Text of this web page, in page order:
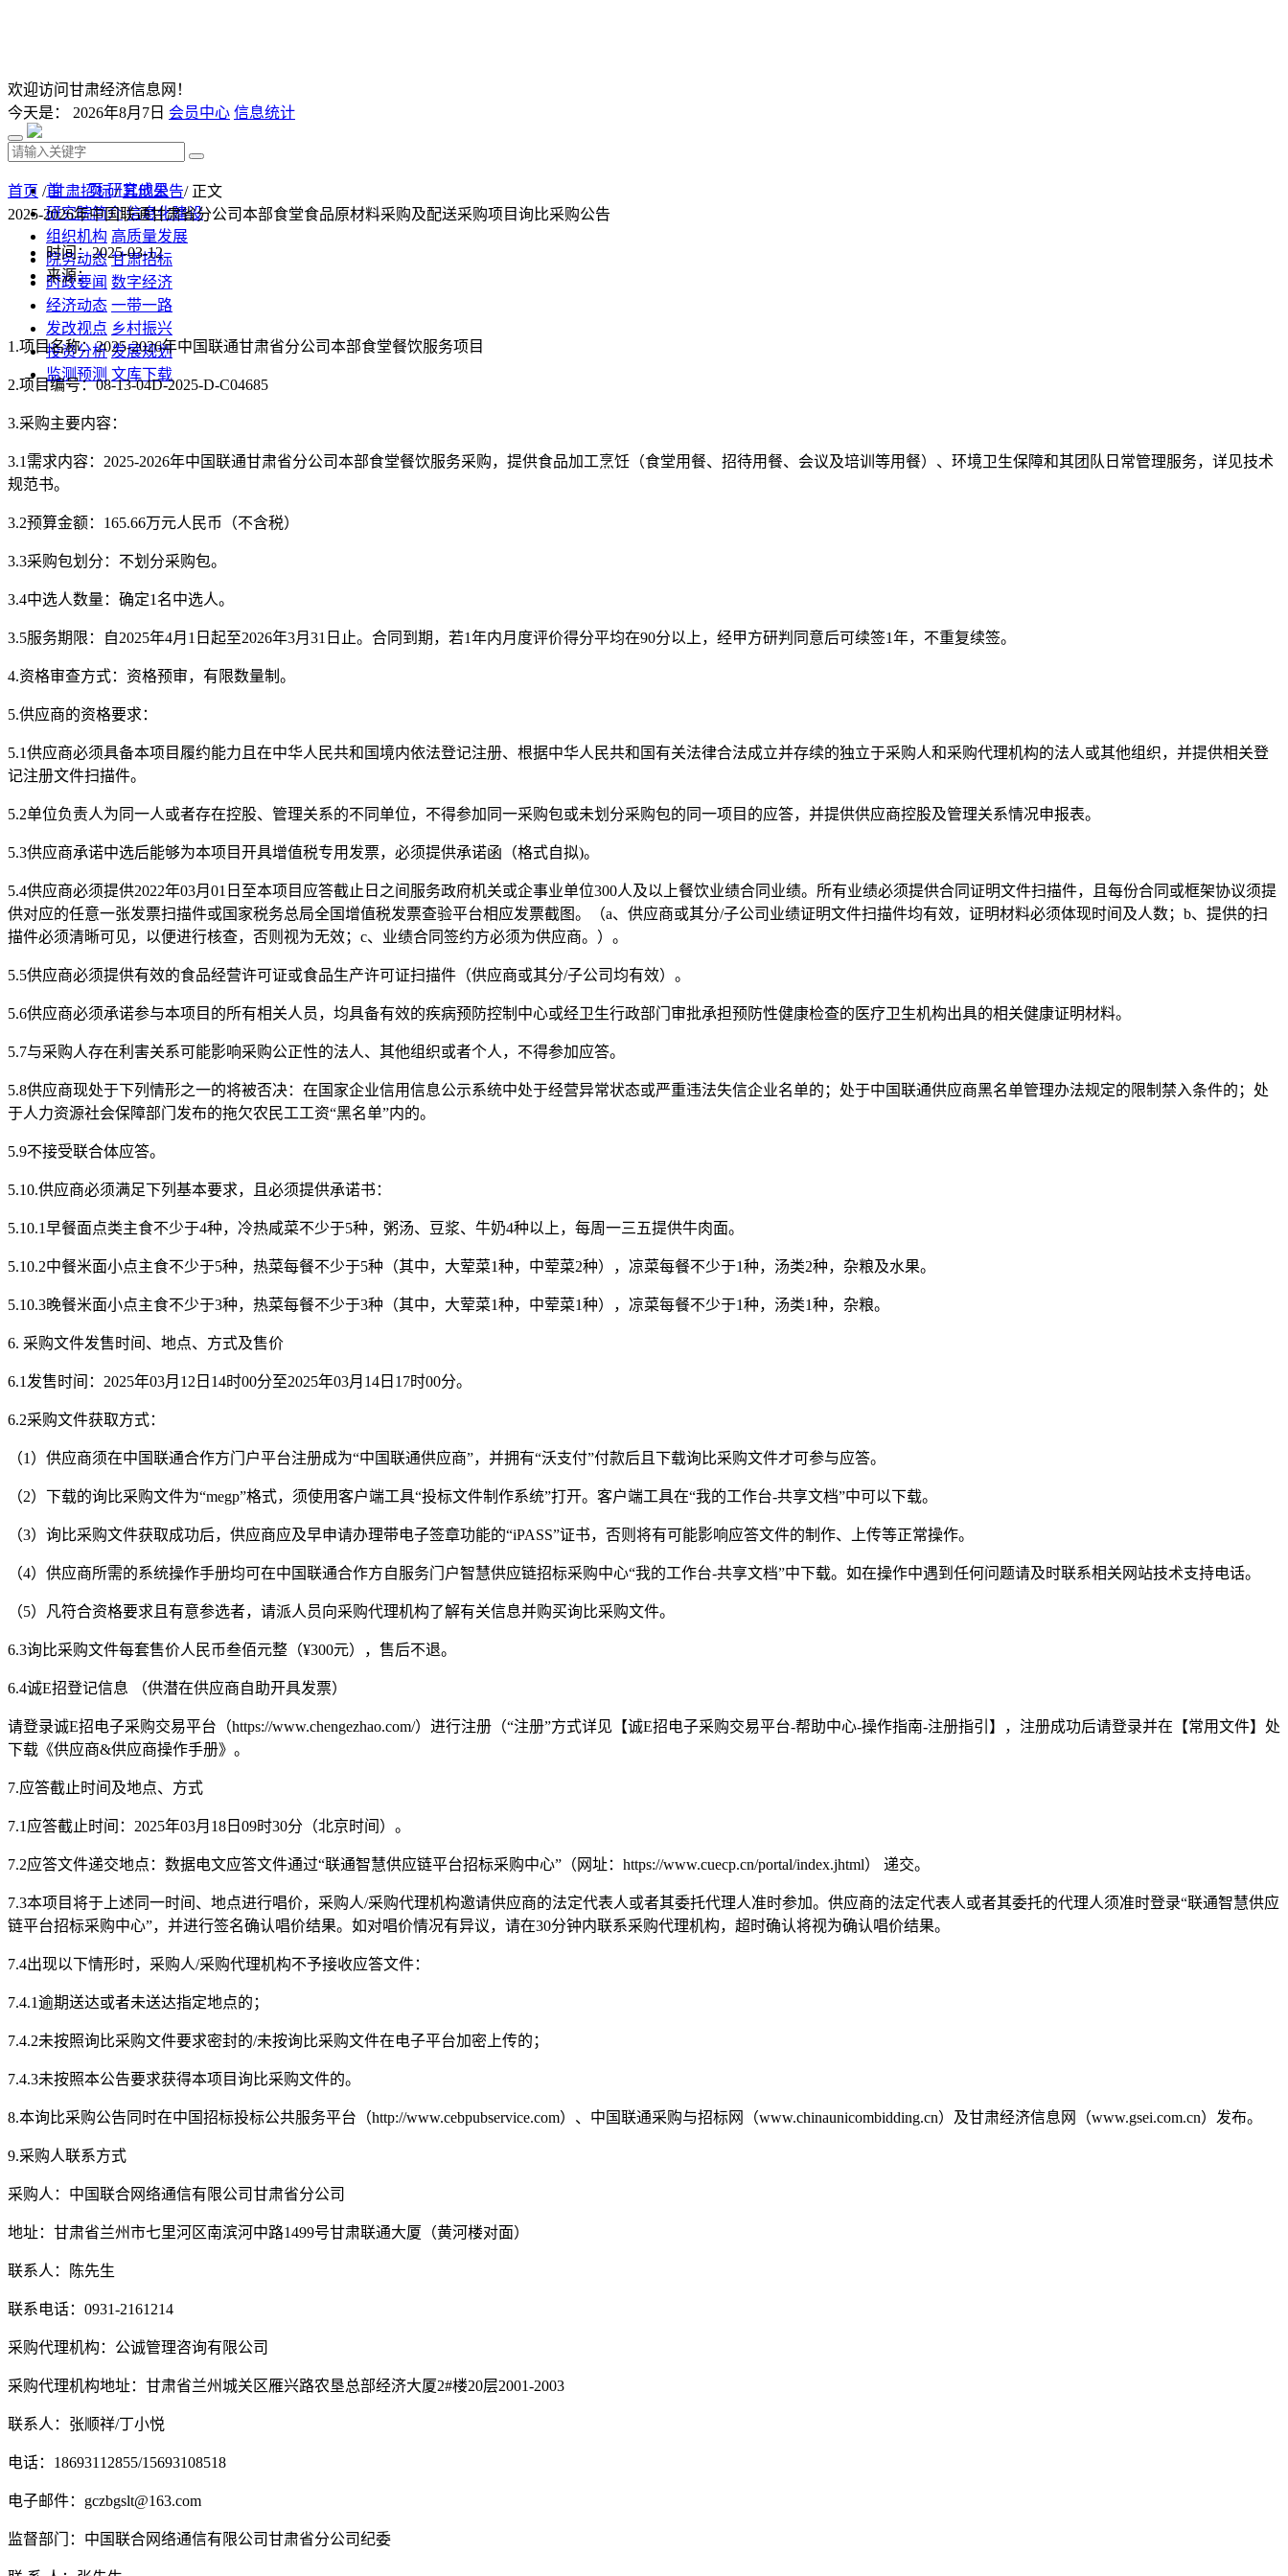
欢迎访问甘肃经济信息网！
今天是： 2026年8月7日 会员中心 信息统计
首 页 研究成果
研究院简介 信息化建设
组织机构 高质量发展
院务动态 甘肃招标
时政要闻 数字经济
经济动态 一带一路
发改视点 乡村振兴
投资分析 发展规划
监测预测 文库下载
首页 /甘肃招标/其他公告/ 正文
2025-2026年中国联通甘肃省分公司本部食堂食品原材料采购及配送采购项目询比采购公告
时间：2025-03-12
来源：
1.项目名称：2025-2026年中国联通甘肃省分公司本部食堂餐饮服务项目
2.项目编号：08-13-04D-2025-D-C04685
3.采购主要内容：
3.1 需求内容： 2025-2026年中国联通甘肃省分公司本部食堂餐饮服务采购，提供食品加工烹饪（食堂用餐、招待用餐、会议及培训等用餐）、环境卫生保障和其团队日常管理服务，详见技术
规范书。
3.2预算金额： 165.66万元人民币（不含税）
3.3采购包划分：不划分采购包。
3.4中选人数量：确定1名中选人。
3.5服务期限：自2025年4月1日起至2026年3月31日止。合同到期，若1年内月度评价得分平均在90分以上，经甲方研判同意后可续签1年，不重复续签。
4.资格审查方式：资格预审，有限数量制。
5.供应商的资格要求：
5.1供应商必须具备本项目履约能力且在中华人民共和国境内依法登记注册、根据中华人民共和国有关法律合法成立并存续的独立于采购人和采购代理机构的法人或其他组织，并提供相关登
记注册文件扫描件。
5.2单位负责人为同一人或者存在控股、管理关系的不同单位，不得参加同一采购包或未划分采购包的同一项目的应答，并提供供应商控股及管理关系情况申报表。
5.3供应商承诺中选后能够为本项目开具增值税专用发票，必须提供承诺函（格式自拟)。
5.4供应商必须提供2022年03月01日至本项目应答截止日之间服务政府机关或企事业单位300人及以上餐饮业绩合同业绩。所有业绩必须提供合同证明文件扫描件，且每份合同或框架协议须提
供对应的任意一张发票扫描件或国家税务总局全国增值税发票查验平台相应发票截图。（a、供应商或其分/子公司业绩证明文件扫描件均有效，证明材料必须体现时间及人数；b、提供的扫
描件必须清晰可见，以便进行核查，否则视为无效；c、业绩合同签约方必须为供应商。）。
5.5供应商必须提供有效的食品经营许可证或食品生产许可证扫描件（供应商或其分/子公司均有效）。
5.6供应商必须承诺参与本项目的所有相关人员，均具备有效的疾病预防控制中心或经卫生行政部门审批承担预防性健康检查的医疗卫生机构出具的相关健康证明材料。
5.7与采购人存在利害关系可能影响采购公正性的法人、其他组织或者个人，不得参加应答。
5.8供应商现处于下列情形之一的将被否决：在国家企业信用信息公示系统中处于经营异常状态或严重违法失信企业名单的；处于中国联通供应商黑名单管理办法规定的限制禁入条件的；处
于人力资源社会保障部门发布的拖欠农民工工资“黑名单”内的。
5.9不接受联合体应答。
5.10.供应商必须满足下列基本要求，且必须提供承诺书：
5.10.1早餐面点类主食不少于4种，冷热咸菜不少于5种，粥汤、豆浆、牛奶4种以上，每周一三五提供牛肉面。
5.10.2中餐米面小点主食不少于5种，热菜每餐不少于5种（其中，大荤菜1种，中荤菜2种），凉菜每餐不少于1种，汤类2种，杂粮及水果。
5.10.3晚餐米面小点主食不少于3种，热菜每餐不少于3种（其中，大荤菜1种，中荤菜1种），凉菜每餐不少于1种，汤类1种，杂粮。
6. 采购文件发售时间、地点、方式及售价
6.1 发售时间： 2025年03月 12 日 14时00分至2025年03月 14 日 1 7时00分。
6.2采购文件获取方式：
（1） 供应商须在中国联通合作方门户平台注册成为“中国联通供应商”，并拥有“沃支付”付款后且下载询比采购文件才可参与应答。
（2）下载的询比采购文件为“megp”格式，须使用客户端工具“投标文件制作系统”打开。客户端工具在“我的工作台-共享文档”中可以下载。
（3）询比采购文件获取成功后， 供应商应及早申请办理带电子签章功能的“iPASS”证书，否则将有可能影响应答文件的制作、上传等正常操作。
（4） 供应商所需的系统操作手册均可在中国联通合作方自服务门户智慧供应链招标采购中心“我的工作台-共享文档”中下载。如在操作中遇到任何问题请及时联系相关网站技术支持电话。
（5）凡符合资格要求且有意参选者，请派人员向采购代理机构了解有关信息并购买询比采购文件。
6.3询比采购文件每套售价人民币叁佰元整（¥300元），售后不退。
6.4诚E招登记信息 （供潜在供应商自助开具发票）
请登录诚E招电子采购交易平台（https://www.chengezhao.com/）进行注册（“注册”方式详见【诚E招电子采购交易平台-帮助中心-操作指南-注册指引】，注册成功后请登录并在【常用文件】处
下载《供应商&供应商操作手册》。
7.应答截止时间及地点、方式
7.1 应答截止时间： 2025年03月 18 日 09时30分（北京时间）。
7.2应答文件递交地点： 数据电文应答文件通过“联通智慧供应链平台招标采购中心”（网址：https://www.cuecp.cn/portal/index.jhtml） 递交。
7.3本项目将于上述同一时间、地点进行唱价，采购人/采购代理机构邀请供应商的法定代表人或者其委托代理人准时参加。 供应商的法定代表人或者其委托的代理人须准时登录“联通智慧供应
链平台招标采购中心”，并进行签名确认唱价结果。如对唱价情况有异议，请在30分钟内联系采购代理机构，超时确认将视为确认唱价结果。
7.4出现以下情形时，采购人/采购代理机构不予接收应答文件：
7.4.1逾期送达或者未送达指定地点的；
7.4.2未按照询比采购文件要求密封的/未按询比采购文件在电子平台加密上传的；
7.4.3未按照本公告要求获得本项目询比采购文件的。
8.本询比采购公告同时在中国招标投标公共服务平台（http://www.cebpubservice.com）、中国联通采购与招标网（www.chinaunicombidding.cn）及甘肃经济信息网（www.gsei.com.cn）发布。
9.采购人联系方式
采购人： 中国联合网络通信有限公司甘肃省分公司
地址：甘肃省兰州市七里河区南滨河中路1499号甘肃联通大厦（黄河楼对面）
联系人：陈先生
联系电话： 0931-2161214
采购代理机构：公诚管理咨询有限公司
采购代理机构地址：甘肃省兰州城关区雁兴路农垦总部经济大厦2#楼20层2001-2003
联系人： 张顺祥/丁小悦
电话： 18693112855/15693108518
电子邮件： gczbgslt@163.com
监督部门： 中国联合网络通信有限公司甘肃省分公司纪委